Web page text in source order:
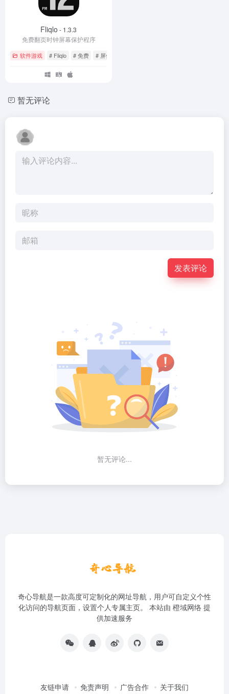
Fliqlo - 1.3.3
免费翻页时钟屏幕保护程序
软件游戏 # Fliqlo # 免费 # 屏保
暂无评论
发表评论
暂无评论...
奇心导航是一款高度可定制化的网址导航，用户可自定义个性
化访问的导航页面，设置个人专属主页。 本站由 橙域网络 提
供加速服务
友链申请 免责声明 广告合作 关于我们